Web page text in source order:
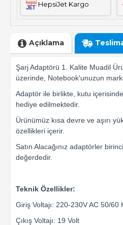
HepsiJet Kargo
Açıklama
Şarj Adaptörü 1. Kalite Muadil
üzerinde, Notebook'unuzun
Adaptör ile birlikte, kutu
hediye edilmektedir.
Ürünümüz kısa devre ve aşırı
özellikleri içerir.
Satın Alacağınız adaptörler
değerdedir.
Teknik Özellikler:
Giriş Voltajı: 220-230V AC 50/60
Çıkış Voltajı: 19 Volt